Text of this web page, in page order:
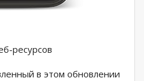
ресурсов
в этом обновлении